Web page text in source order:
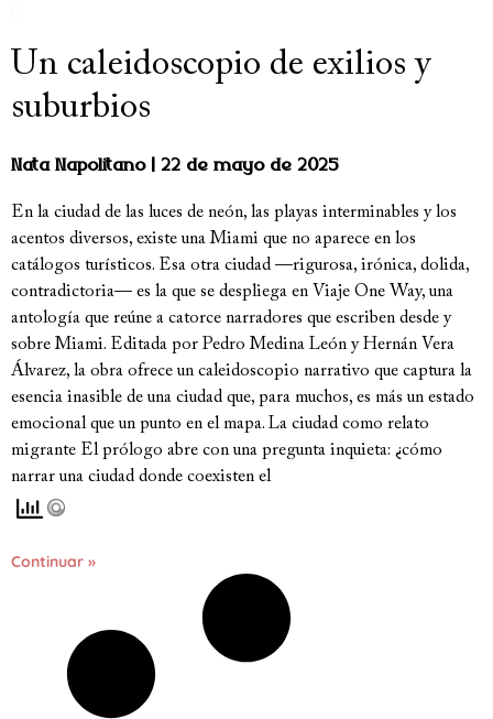
Un caleidoscopio de exilios y
suburbios
Nata Napolitano 22 de mayo de 2025
En la ciudad de las luces de neón, las playas interminables y los
acentos diversos, existe una Miami que no aparece en los
catálogos turísticos. Esa otra ciudad —rigurosa, irónica, dolida,
contradictoria— es la que se despliega en Viaje One Way, una
antología que reúne a catorce narradores que escriben desde y
sobre Miami. Editada por Pedro Medina León y Hernán Vera
Álvarez, la obra ofrece un caleidoscopio narrativo que captura la
esencia inasible de una ciudad que, para muchos, es más un estado
emocional que un punto en el mapa. La ciudad como relato
migrante El prólogo abre con una pregunta inquieta: ¿cómo
narrar una ciudad donde coexisten el
Continuar »